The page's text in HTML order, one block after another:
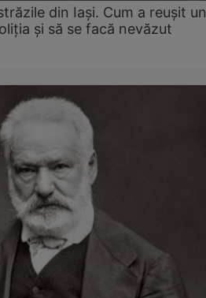
din Iași. Cum a reușit un
și să se facă nevăzut